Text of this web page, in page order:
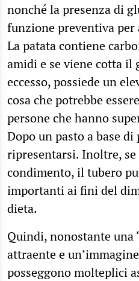
nonché la presenza di
funzione preventiva
La patata contiene
amidi e se viene cotta
eccesso, possiede un
cosa che potrebbe
persone che hanno
Dopo un pasto a base
ripresentarsi. Inoltre, se
condimento, il tubero
importanti ai fini del
dieta.
Quindi, nonostante una
attraente e
posseggono molteplici